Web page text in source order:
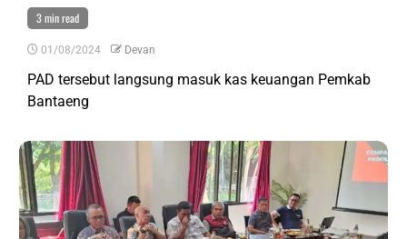
3 min read
01/08/2024 Devan
PAD tersebut langsung masuk kas keuangan Pemkab
Bantaeng